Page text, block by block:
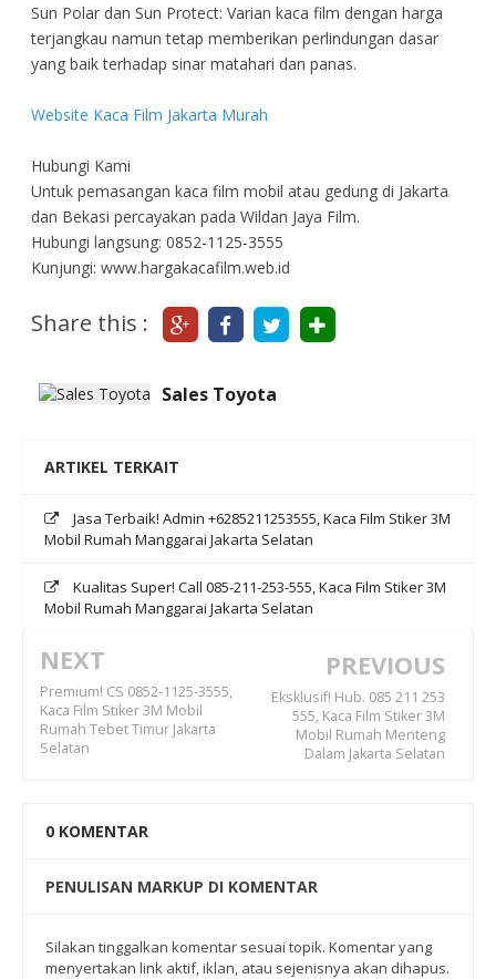
Sun Polar dan Sun Protect: Varian kaca film dengan harga
terjangkau namun tetap memberikan perlindungan dasar
yang baik terhadap sinar matahari dan panas.
Website Kaca Film Jakarta Murah
Hubungi Kami
Untuk pemasangan kaca film mobil atau gedung di Jakarta
dan Bekasi percayakan pada Wildan Jaya Film.
Hubungi langsung: 0852-1125-3555
Kunjungi: www.hargakacafilm.web.id
Share this :
Sales Toyota
ARTIKEL TERKAIT
Jasa Terbaik! Admin +6285211253555, Kaca Film Stiker 3M
Mobil Rumah Manggarai Jakarta Selatan
Kualitas Super! Call 085-211-253-555, Kaca Film Stiker 3M
Mobil Rumah Manggarai Jakarta Selatan
NEXT
Premium! CS 0852-1125-3555,
Kaca Film Stiker 3M Mobil
Rumah Tebet Timur Jakarta
Selatan
PREVIOUS
Eksklusif! Hub. 085 211 253
555, Kaca Film Stiker 3M
Mobil Rumah Menteng
Dalam Jakarta Selatan
0 KOMENTAR
PENULISAN MARKUP DI KOMENTAR
Silakan tinggalkan komentar sesuai topik. Komentar yang
menyertakan link aktif, iklan, atau sejenisnya akan dihapus.